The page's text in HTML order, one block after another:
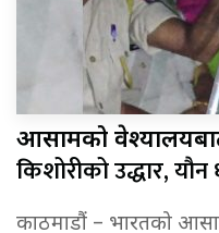
आसामको
किशोरीको उद्धार,
काठमाडौं – भारतको